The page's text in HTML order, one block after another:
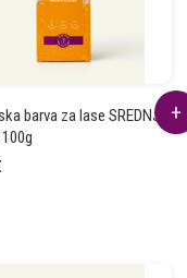
barva za lase SREDNJE